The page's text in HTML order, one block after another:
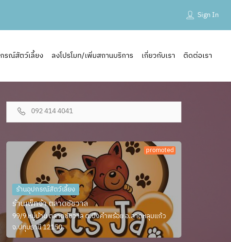
Sign In
รณ์สัตว์เลี้ยง ลงโปรโมท/เพิ่มสถานบริการ เกี่ยวกับเรา ติดต่อเรา
092 414 4041
promoted
ร้านอุปกรณ์สัตว์เลี้ยง
ร้านเพ็ทจ้า ตลาดชัชวาล
99/9 หมู่บ้าน ตลาดชัชวาล ต.บึงคำพร้อย อ.ลาดหลุมแก้ว
จ.ปทุมธานี 12150